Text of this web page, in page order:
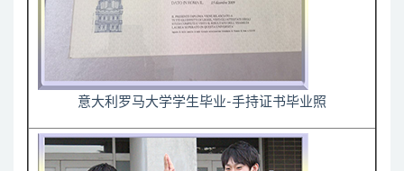
意大利罗马大学学生毕业-手持证书毕业照